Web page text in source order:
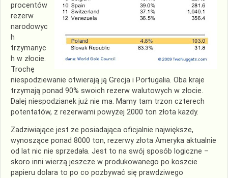
procentów
rezerw
narodowyc
h
trzymanyc
h w złocie.
Trochę
niespodziewanie otwierają ją Grecja i Portugalia. Oba kraje
trzymają ponad 90% swoich rezerw walutowych w złocie.
Dalej niespodzianek już nie ma. Mamy tam trzon czterech
potentatów, z rezerwami powyżej 2000 ton złota każdy.
Zadziwiające jest że posiadająca oficjalnie największe,
wynoszące ponad 8000 ton, rezerwy złota Ameryka aktualnie
od lat nic nie sprzedała. Jest to na swój sposób logiczne –
skoro inni wierzą jeszcze w produkowanego po koszcie
papieru dolara to po co pozbywać się prawdziwego